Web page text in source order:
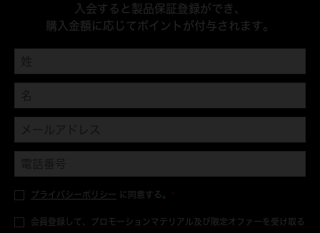
入会すると製品保証登録ができ、
購入金額に応じてポイントが付与されます。
プライバシーポリシー に同意する。 *
会員登録して、プロモーションマテリアル及び限定オファーを受け取る